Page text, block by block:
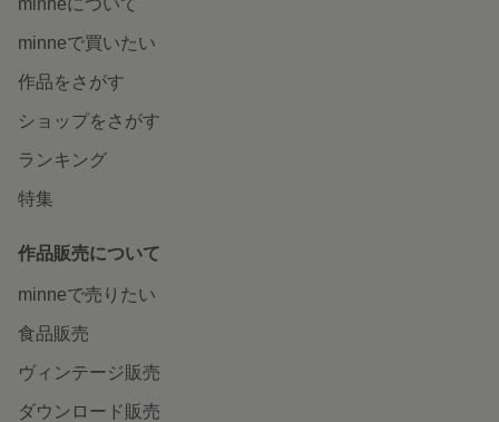
minneで買いたい
作品をさがす
ショップをさがす
ランキング
特集
作品販売について
minneで売りたい
食品販売
ヴィンテージ販売
ダウンロード販売